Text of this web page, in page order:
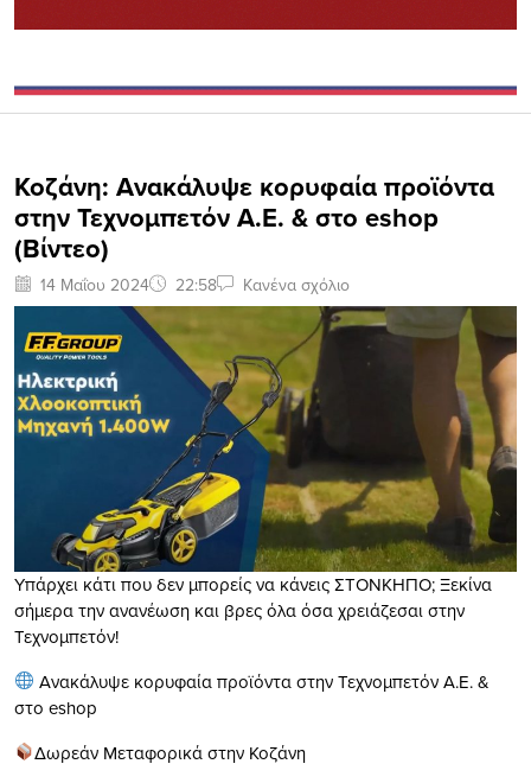
Koζάνη: Ανακάλυψε κορυφαία προϊόντα
στην Τεχνομπετόν Α.Ε. & στο eshop
(Bίντεο)
14 Μαΐου 2024 22:58 Κανένα σχόλιο
Υπάρχει κάτι που δεν μπορείς να κάνεις ΣΤΟΝΚΗΠΟ; Ξεκίνα
σήμερα την ανανέωση και βρες όλα όσα χρειάζεσαι στην
Τεχνομπετόν!
Ανακάλυψε κορυφαία προϊόντα στην Τεχνομπετόν Α.Ε. &
στο eshop
Δωρεάν Μεταφορικά στην Κοζάνη